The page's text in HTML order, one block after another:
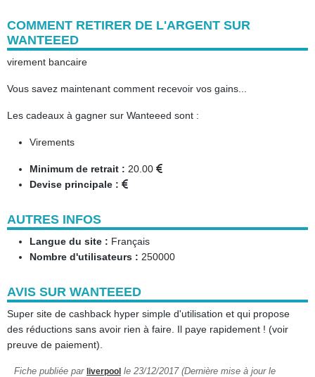
COMMENT RETIRER DE L'ARGENT SUR
WANTEEED
virement bancaire
Vous savez maintenant comment recevoir vos gains...
Les cadeaux à gagner sur Wanteeed sont :
Virements
Minimum de retrait : 20.00
Devise principale :
AUTRES INFOS
Langue du site : Français
Nombre d'utilisateurs : 250000
AVIS SUR WANTEEED
Super site de cashback hyper simple d'utilisation et qui propose
des réductions sans avoir rien à faire. Il paye rapidement ! (voir
preuve de paiement).
Fiche publiée par liverpool le 23/12/2017 (Dernière mise à jour le